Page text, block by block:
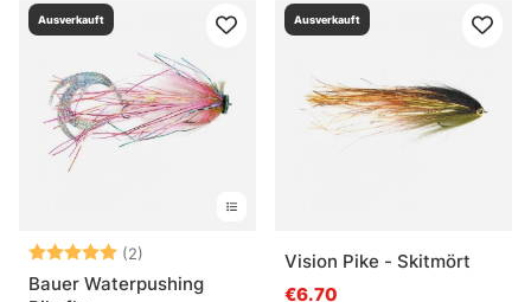
Ausverkauft
Bewertung:(2)
5.0 von 5 Sternen
Bauer Waterpushing
Ausverkauft
Vision Pike - Skitmört
€6.70